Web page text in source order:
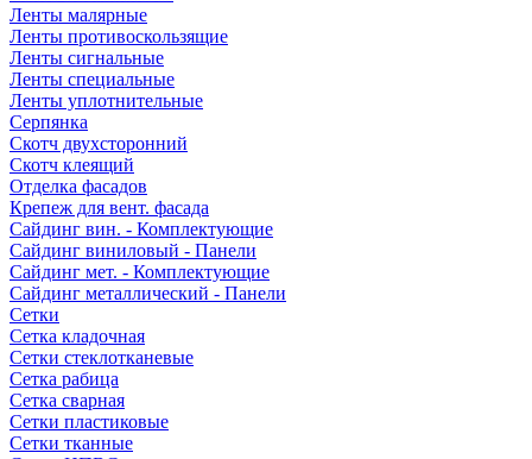
Ленты малярные
Ленты противоскользящие
Ленты сигнальные
Ленты специальные
Ленты уплотнительные
Серпянка
Скотч двухсторонний
Скотч клеящий
Отделка фасадов
Крепеж для вент. фасада
Сайдинг вин. - Комплектующие
Сайдинг виниловый - Панели
Сайдинг мет. - Комплектующие
Сайдинг металлический - Панели
Сетки
Сетка кладочная
Сетки стеклотканевые
Сетка рабица
Сетка сварная
Сетки пластиковые
Сетки тканные